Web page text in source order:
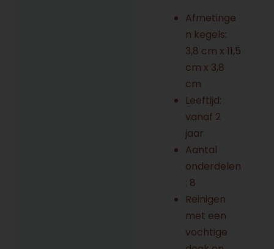
Afmetinge
n kegels:
3,8 cm x 11,5
cm x 3,8
cm
Leeftijd:
vanaf 2
jaar
Aantal
onderdelen
: 8
Reinigen
met een
vochtige